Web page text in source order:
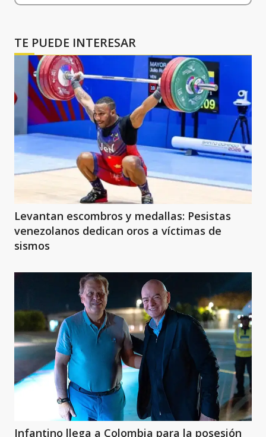
TE PUEDE INTERESAR
Levantan escombros y medallas: Pesistas
venezolanos dedican oros a víctimas de
sismos
Infantino llega a Colombia para la posesión